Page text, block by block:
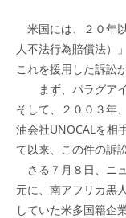
米国には、２０年
人不法行為賠償法）
これを援用した訴訟
まず、パラグアイ
そして、２００３年
油会社UNOCALを相
て以来、この件の訴
さる７月８日、ニ
元に、南アフリカ黒
していた米多国籍企